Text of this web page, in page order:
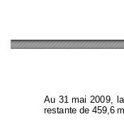
Au 31 mai 2009,
restante de 459,6